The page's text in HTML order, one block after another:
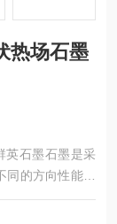
热场石墨
英石墨石墨是采
的方向性能数
当今高新技术，